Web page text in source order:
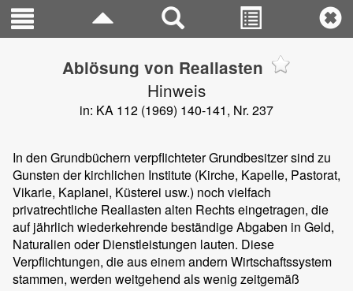
Ablösung von Reallasten
Hinweis
in: KA 112 (1969) 140-141, Nr. 237
In den Grundbüchern verpflichteter Grundbesitzer sind zu
Gunsten der kirchlichen Institute (Kirche, Kapelle, Pastorat,
Vikarie, Kaplanei, Küsterei usw.) noch vielfach
privatrechtliche Reallasten alten Rechts eingetragen, die
auf jährlich wiederkehrende beständige Abgaben in Geld,
Naturalien oder Dienstleistungen lauten. Diese
Verpflichtungen, die aus einem andern Wirtschaftssystem
stammen, werden weitgehend als wenig zeitgemäß